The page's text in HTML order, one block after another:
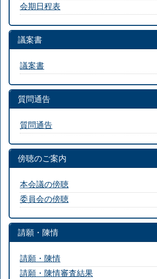
会期日程表
議案書
議案書
質問通告
質問通告
傍聴のご案内
本会議の傍聴
委員会の傍聴
請願・陳情
請願・陳情
請願・陳情審査結果